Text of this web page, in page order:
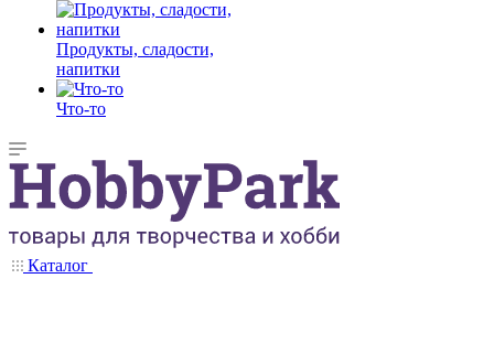
Продукты, сладости,
напитки
Что-то
Каталог